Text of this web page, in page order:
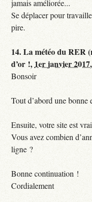
jamais améliorée...
Se déplacer pour
pire.
14.La météo du RER
d’or !, 1er janvier
Bonsoir
Tout d’abord une bonne
Ensuite, votre site est
Vous avez combien
ligne ?
Bonne continuation !
Cordialement